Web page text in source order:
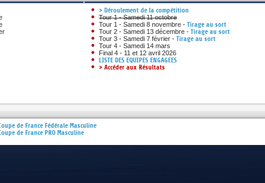
> Déroulement de la compétition
Tour 1 - Samedi 11 octobre
Tour 1 - Samedi 8 novembre - Tirage au sort
Tour 2 - Samedi 13 décembre - Tirage au sort
Tour 3 - Samedi 7 février - Tirage au sort
Tour 4 - Samedi 14 mars
Final 4 - 11 et 12 avril 2026
LISTE DES EQUIPES ENGAGEES
> Accéder aux Résultats
de France Fédérale Masculine
de France PRO Masculine